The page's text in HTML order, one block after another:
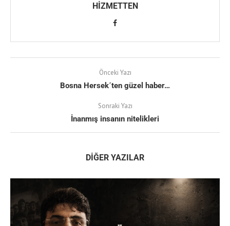
HIZMETTEN
Önceki Yazı
Bosna Hersek´ten güzel haber…
Sonraki Yazı
İnanmış insanın nitelikleri
DIĞER YAZILAR